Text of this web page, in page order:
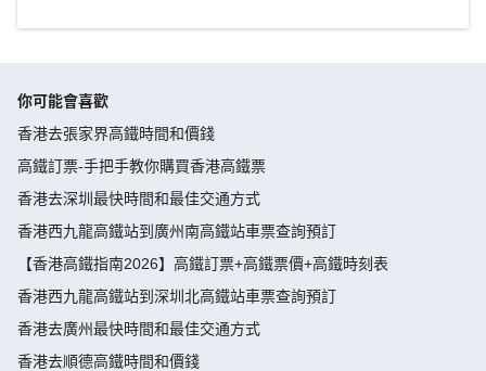
你可能會喜歡
香港去張家界高鐵時間和價錢
高鐵訂票-手把手教你購買香港高鐵票
香港去深圳最快時間和最佳交通方式
香港西九龍高鐵站到廣州南高鐵站車票查詢預訂
【香港高鐵指南2026】高鐵訂票+高鐵票價+高鐵時刻表
香港西九龍高鐵站到深圳北高鐵站車票查詢預訂
香港去廣州最快時間和最佳交通方式
香港去順德高鐵時間和價錢